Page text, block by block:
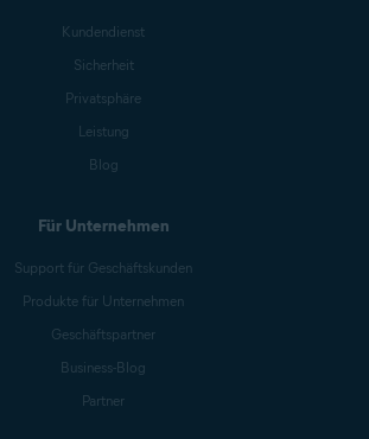
Kundendienst
Sicherheit
Privatsphäre
Leistung
Blog
Für Unternehmen
Support für Geschäftskunden
Produkte für Unternehmen
Geschäftspartner
Business-Blog
Partner